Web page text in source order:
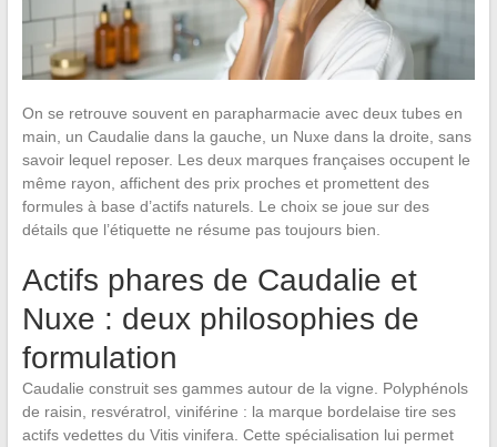
On se retrouve souvent en parapharmacie avec deux tubes en
main, un Caudalie dans la gauche, un Nuxe dans la droite, sans
savoir lequel reposer. Les deux marques françaises occupent le
même rayon, affichent des prix proches et promettent des
formules à base d’actifs naturels. Le choix se joue sur des
détails que l’étiquette ne résume pas toujours bien.
Actifs phares de Caudalie et
Nuxe : deux philosophies de
formulation
Caudalie construit ses gammes autour de la vigne. Polyphénols
de raisin, resvératrol, viniférine : la marque bordelaise tire ses
actifs vedettes du Vitis vinifera. Cette spécialisation lui permet